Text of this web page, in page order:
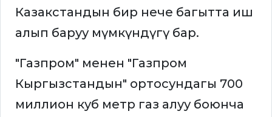
Казакстандын бир нече багытта иш
алып баруу мүмкүндүгү бар.
"Газпром" менен "Газпром
Кыргызстандын" ортосундагы 700
миллион куб метр газ алуу боюнча